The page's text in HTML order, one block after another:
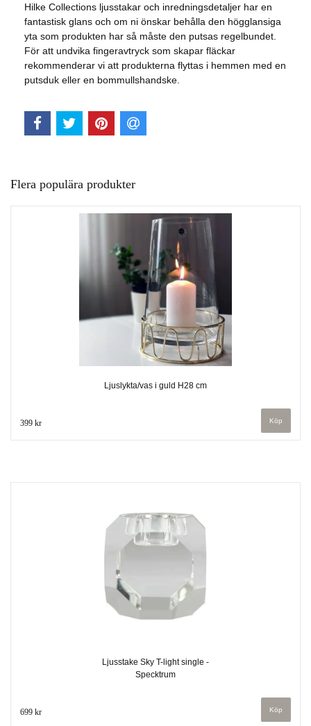
Hilke Collections ljusstakar och inredningsdetaljer har en
fantastisk glans och om ni önskar behålla den högglansiga
yta som produkten har så måste den putsas regelbundet.
För att undvika fingeravtryck som skapar fläckar
rekommenderar vi att produkterna flyttas i hemmen med en
putsduk eller en bommullshandske.
Flera populära produkter
Ljuslykta/vas i guld H28 cm
399 kr
Ljusstake Sky T-light single -
Specktrum
699 kr